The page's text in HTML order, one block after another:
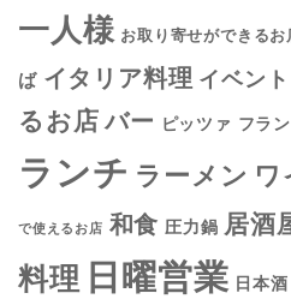
一人様 お取り寄せができるお
ば イタリア料理 イベント
るお店 バー ピッツァ フラ
ランチ ラーメン ワ
で使えるお店 和食 圧力鍋 居酒
料理 日曜営業 日本酒